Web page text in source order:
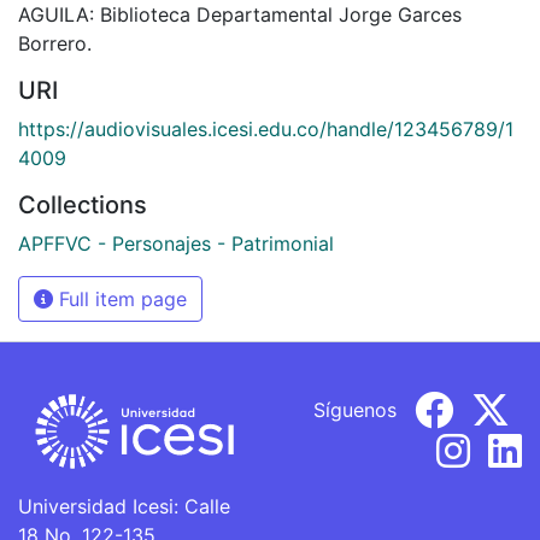
AGUILA: Biblioteca Departamental Jorge Garces
Borrero.
URI
https://audiovisuales.icesi.edu.co/handle/123456789/1
4009
Collections
APFFVC - Personajes - Patrimonial
Full item page
Universidad Icesi: Calle
18 No. 122-135
Síguenos